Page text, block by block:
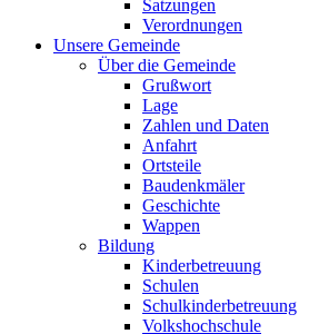
Satzungen
Verordnungen
Unsere Gemeinde
Über die Gemeinde
Grußwort
Lage
Zahlen und Daten
Anfahrt
Ortsteile
Baudenkmäler
Geschichte
Wappen
Bildung
Kinderbetreuung
Schulen
Schulkinderbetreuung
Volkshochschule